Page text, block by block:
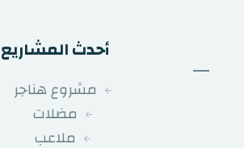
أحدث المشاريع
مشروع هناجر
مضلات
ملاعب